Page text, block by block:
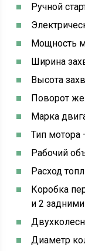
Ручной
Мощность
Ширина
Высота
Поворот
Марка
Тип мотора
Рабочий
Расход
Коробка
и 2
Диаметр